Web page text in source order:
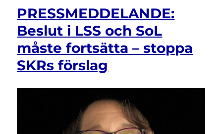
Acceptera
rekommendationerna
om
rättigheter
för
personer
processen
PRESSMEDDELANDE:
Beslut i LSS och SoL
måste fortsätta – stoppa
SKRs förslag